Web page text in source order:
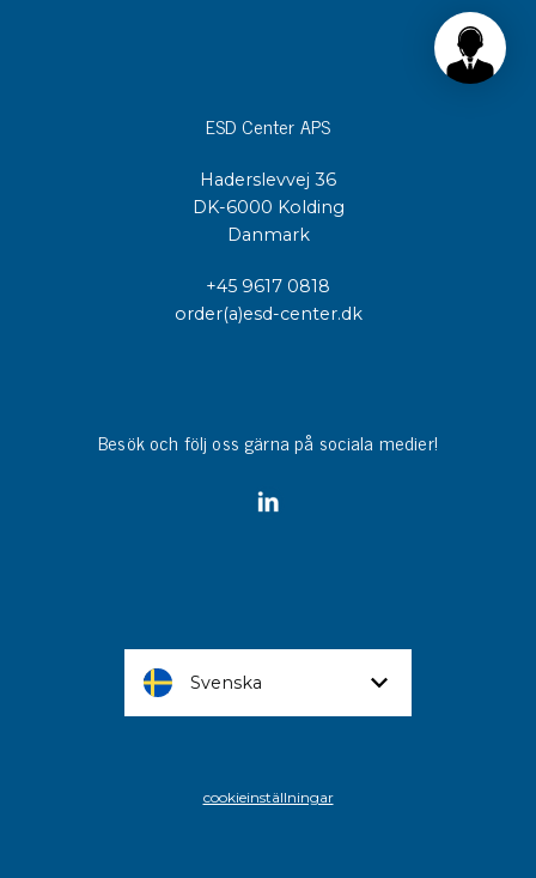
ESD Center APS
Haderslevvej 36
DK-6000 Kolding
Danmark
+45 9617 0818
order(a)esd-center.dk
Besök och följ oss gärna på sociala medier!
Svenska
cookieinställningar